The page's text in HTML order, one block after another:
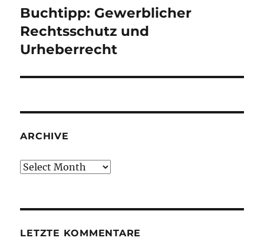
Next
post:
Buchtipp: Gewerblicher
Rechtsschutz und
Urheberrecht
ARCHIVE
Archive
LETZTE KOMMENTARE